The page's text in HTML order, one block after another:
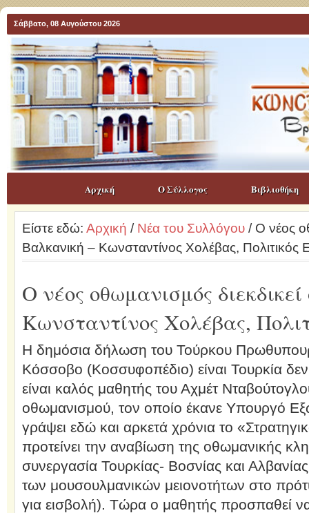
Σάββατο, 08 Αυγούστου 2026
Αρχική Ο Σύλλογος Βιβλιοθήκη
Είστε εδώ: Αρχική / Νέα του Συλλόγου/ Ο νέος
Βαλκανική – Κωνσταντίνος Χολέβας, Πολιτικός
Ο νέος οθωμανισμός
Κωνσταντίνος Χολέβας,
Η δημόσια δήλωση του Τούρκου
Κόσσοβο (Κοσσυφοπέδιο) είναι Τουρκία
είναι καλός μαθητής του Αχμέτ
οθωμανισμού, τον οποίο έκανε Υπουργό
γράψει εδώ και αρκετά χρόνια το
προτείνει την αναβίωση της οθωμανικής
συνεργασία Τουρκίας- Βοσνίας και
των μουσουλμανικών μειονοτήτων στο
για εισβολή). Τώρα ο μαθητής προσπαθεί